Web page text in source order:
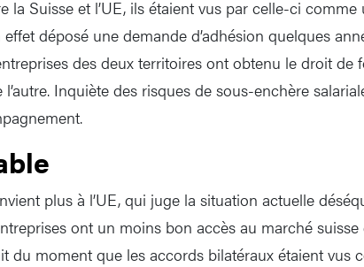
la Suisse et l’UE, ils étaient vus par celle-ci
déposé une demande d’adhésion quelques
des deux territoires ont obtenu le droit de
Inquiète des risques de sous-enchère
plus à l’UE, qui juge la situation actuelle
ont un moins bon accès au marché suisse
du moment que les accords bilatéraux étaient vus